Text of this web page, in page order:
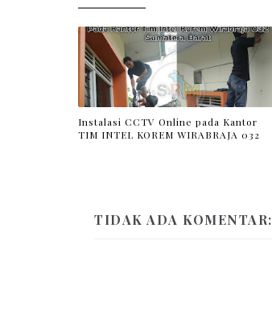
Instalasi CCTV Online pada Kantor
TIM INTEL KOREM WIRABRAJA 032
TIDAK ADA KOMENTAR: